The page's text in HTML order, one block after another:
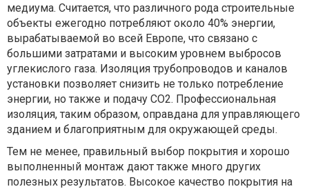
медиума. Считается, что различного рода строительные
объекты ежегодно потребляют около 40% энергии,
вырабатываемой во всей Европе, что связано с
большими затратами и высоким уровнем выбросов
углекислого газа. Изоляция трубопроводов и каналов
установки позволяет снизить не только потребление
энергии, но также и подачу CO2. Профессиональная
изоляция, таким образом, оправдана для управляющего
зданием и благоприятным для окружающей среды.
Тем не менее, правильный выбор покрытия и хорошо
выполненный монтаж дают также много других
полезных результатов. Высокое качество покрытия на